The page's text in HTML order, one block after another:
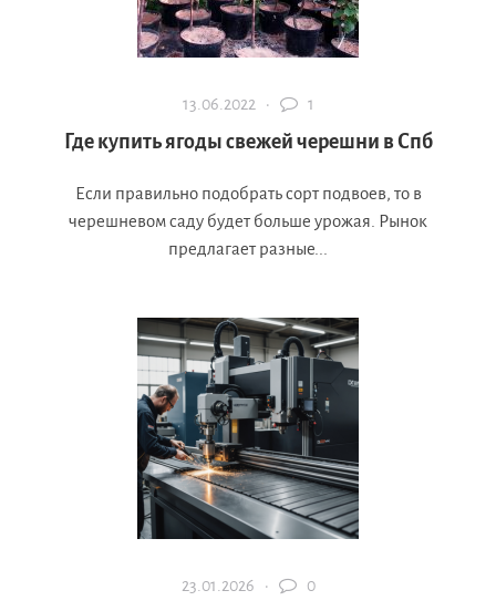
13.06.2022 · 1
Где купить ягоды свежей черешни в Спб
Если правильно подобрать сорт подвоев, то в
черешневом саду будет больше урожая. Рынок
предлагает разные...
23.01.2026 · 0